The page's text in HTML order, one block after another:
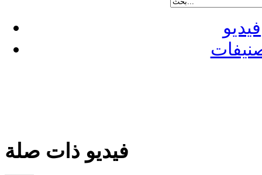
فيديو
فيديو ذات صلة